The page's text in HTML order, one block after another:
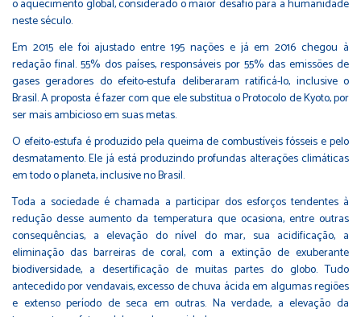
o aquecimento global, considerado o maior desafio para a humanidade
neste século.
Em 2015 ele foi ajustado entre 195 nações e já em 2016 chegou à
redação final. 55% dos países, responsáveis por 55% das emissões de
gases geradores do efeito-estufa deliberaram ratificá-lo, inclusive o
Brasil. A proposta é fazer com que ele substitua o Protocolo de Kyoto, por
ser mais ambicioso em suas metas.
O efeito-estufa é produzido pela queima de combustíveis fósseis e pelo
desmatamento. Ele já está produzindo profundas alterações climáticas
em todo o planeta, inclusive no Brasil.
Toda a sociedade é chamada a participar dos esforços tendentes à
redução desse aumento da temperatura que ocasiona, entre outras
consequências, a elevação do nível do mar, sua acidificação, a
eliminação das barreiras de coral, com a extinção de exuberante
biodiversidade, a desertificação de muitas partes do globo. Tudo
antecedido por vendavais, excesso de chuva ácida em algumas regiões
e extenso período de seca em outras. Na verdade, a elevação da